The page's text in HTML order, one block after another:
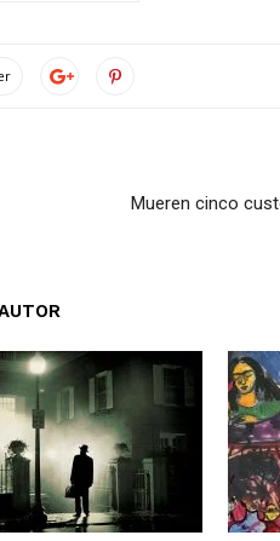
Mueren cinco